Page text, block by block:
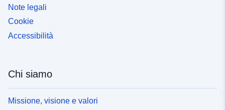
Note legali
Cookie
Accessibilità
Chi siamo
Missione, visione e valori